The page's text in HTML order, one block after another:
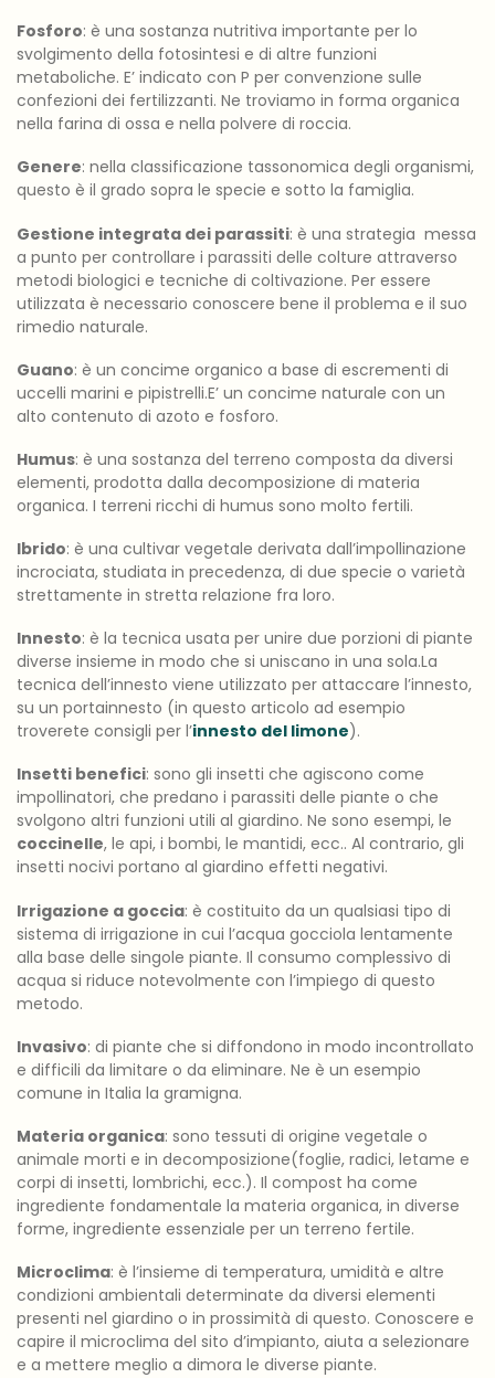
Fosforo: è una sostanza nutritiva importante per lo
svolgimento della fotosintesi e di altre funzioni
metaboliche. E’ indicato con P per convenzione sulle
confezioni dei fertilizzanti. Ne troviamo in forma organica
nella farina di ossa e nella polvere di roccia.
Genere: nella classificazione tassonomica degli organismi,
questo è il grado sopra le specie e sotto la famiglia.
Gestione integrata dei parassiti: è una strategia messa
a punto per controllare i parassiti delle colture attraverso
metodi biologici e tecniche di coltivazione. Per essere
utilizzata è necessario conoscere bene il problema e il suo
rimedio naturale.
Guano: è un concime organico a base di escrementi di
uccelli marini e pipistrelli.E’ un concime naturale con un
alto contenuto di azoto e fosforo.
Humus: è una sostanza del terreno composta da diversi
elementi, prodotta dalla decomposizione di materia
organica. I terreni ricchi di humus sono molto fertili.
Ibrido: è una cultivar vegetale derivata dall’impollinazione
incrociata, studiata in precedenza, di due specie o varietà
strettamente in stretta relazione fra loro.
Innesto: è la tecnica usata per unire due porzioni di piante
diverse insieme in modo che si uniscano in una sola.La
tecnica dell’innesto viene utilizzato per attaccare l’innesto,
su un portainnesto (in questo articolo ad esempio
troverete consigli per l’innesto del limone).
Insetti benefici: sono gli insetti che agiscono come
impollinatori, che predano i parassiti delle piante o che
svolgono altri funzioni utili al giardino. Ne sono esempi, le
coccinelle, le api, i bombi, le mantidi, ecc.. Al contrario, gli
insetti nocivi portano al giardino effetti negativi.
Irrigazione a goccia: è costituito da un qualsiasi tipo di
sistema di irrigazione in cui l’acqua gocciola lentamente
alla base delle singole piante. Il consumo complessivo di
acqua si riduce notevolmente con l’impiego di questo
metodo.
Invasivo: di piante che si diffondono in modo incontrollato
e difficili da limitare o da eliminare. Ne è un esempio
comune in Italia la gramigna.
Materia organica: sono tessuti di origine vegetale o
animale morti e in decomposizione(foglie, radici, letame e
corpi di insetti, lombrichi, ecc.). Il compost ha come
ingrediente fondamentale la materia organica, in diverse
forme, ingrediente essenziale per un terreno fertile.
Microclima: è l’insieme di temperatura, umidità e altre
condizioni ambientali determinate da diversi elementi
presenti nel giardino o in prossimità di questo. Conoscere e
capire il microclima del sito d’impianto, aiuta a selezionare
e a mettere meglio a dimora le diverse piante.